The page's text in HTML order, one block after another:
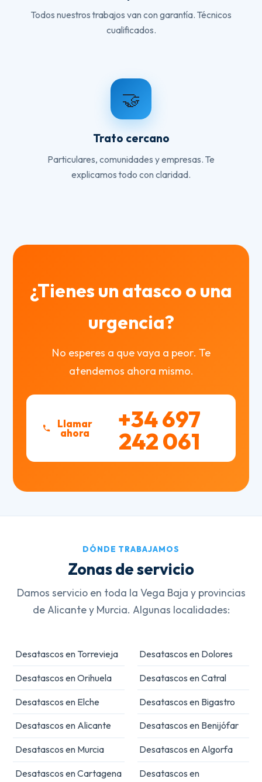
Todos nuestros trabajos van con garantía. Técnicos
cualificados.
🤝
Trato cercano
Particulares, comunidades y empresas. Te
explicamos todo con claridad.
¿Tienes un atasco o una
urgencia?
No esperes a que vaya a peor. Te
atendemos ahora mismo.
Llamar
ahora +34 697
242 061
DÓNDE TRABAJAMOS
Zonas de servicio
Damos servicio en toda la Vega Baja y provincias
de Alicante y Murcia. Algunas localidades:
Desatascos en Torrevieja
Desatascos en Orihuela
Desatascos en Elche
Desatascos en Alicante
Desatascos en Murcia
Desatascos en Cartagena
Desatascos en Dolores
Desatascos en Catral
Desatascos en Bigastro
Desatascos en Benijófar
Desatascos en Algorfa
Desatascos en